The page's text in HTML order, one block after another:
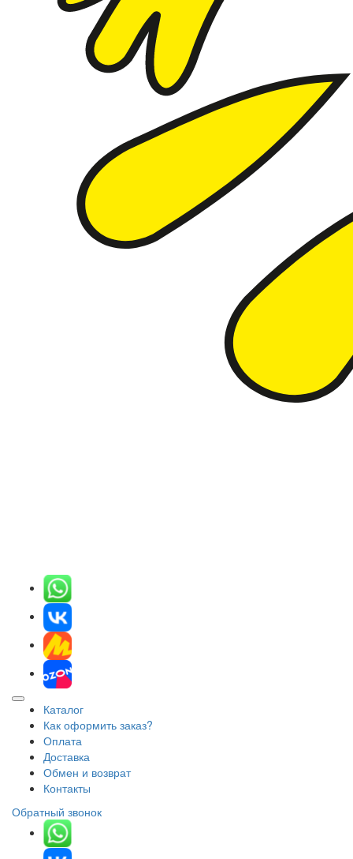
Каталог
Как оформить заказ?
Оплата
Доставка
Обмен и возврат
Контакты
Обратный звонок